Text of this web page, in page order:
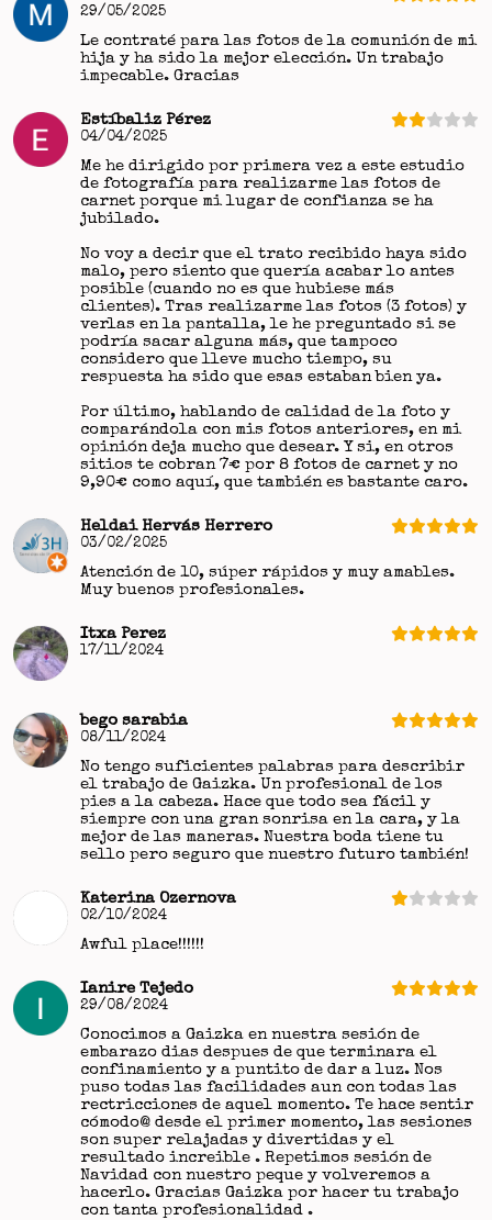
29/05/2025
Le contraté para las fotos de la comunión de mi
hija y ha sido la mejor elección. Un trabajo
impecable. Gracias
Estíbaliz Pérez
04/04/2025
Me he dirigido por primera vez a este estudio
de fotografía para realizarme las fotos de
carnet porque mi lugar de confianza se ha
jubilado.
No voy a decir que el trato recibido haya sido
malo, pero siento que quería acabar lo antes
posible (cuando no es que hubiese más
clientes). Tras realizarme las fotos (3 fotos) y
verlas en la pantalla, le he preguntado si se
podría sacar alguna más, que tampoco
considero que lleve mucho tiempo, su
respuesta ha sido que esas estaban bien ya.
Por último, hablando de calidad de la foto y
comparándola con mis fotos anteriores, en mi
opinión deja mucho que desear. Y si, en otros
sitios te cobran 7€ por 8 fotos de carnet y no
9,90€ como aquí, que también es bastante caro.
Heldai Hervás Herrero
03/02/2025
Atención de 10, súper rápidos y muy amables.
Muy buenos profesionales.
Itxa Perez
17/11/2024
bego sarabia
08/11/2024
No tengo suficientes palabras para describir
el trabajo de Gaizka. Un profesional de los
pies a la cabeza. Hace que todo sea fácil y
siempre con una gran sonrisa en la cara, y la
mejor de las maneras. Nuestra boda tiene tu
sello pero seguro que nuestro futuro también!
Katerina Ozernova
02/10/2024
Awful place!!!!!!
Ianire Tejedo
29/08/2024
Conocimos a Gaizka en nuestra sesión de
embarazo dias despues de que terminara el
confinamiento y a puntito de dar a luz. Nos
puso todas las facilidades aun con todas las
rectricciones de aquel momento. Te hace sentir
cómodo@ desde el primer momento, las sesiones
son super relajadas y divertidas y el
resultado increible . Repetimos sesión de
Navidad con nuestro peque y volveremos a
hacerlo. Gracias Gaizka por hacer tu trabajo
con tanta profesionalidad .